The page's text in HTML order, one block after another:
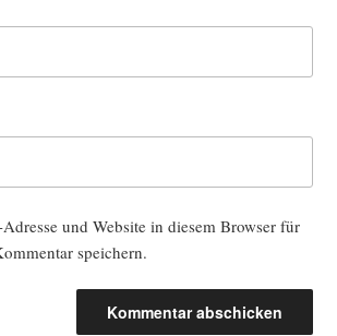
und Website in diesem Browser für
speichern.